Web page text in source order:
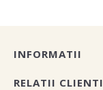
INFORMATII
RELATII CLIENTI